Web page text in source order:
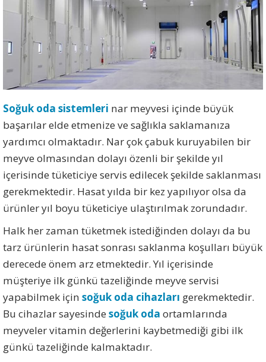
Soğuk oda sistemleri nar meyvesi içinde büyük
başarılar elde etmenize ve sağlıkla saklamanıza
yardımcı olmaktadır. Nar çok çabuk kuruyabilen bir
meyve olmasından dolayı özenli bir şekilde yıl
içerisinde tüketiciye servis edilecek şekilde saklanması
gerekmektedir. Hasat yılda bir kez yapılıyor olsa da
ürünler yıl boyu tüketiciye ulaştırılmak zorundadır.
Halk her zaman tüketmek istediğinden dolayı da bu
tarz ürünlerin hasat sonrası saklanma koşulları büyük
derecede önem arz etmektedir. Yıl içerisinde
müşteriye ilk günkü tazeliğinde meyve servisi
yapabilmek için soğuk oda cihazları gerekmektedir.
Bu cihazlar sayesindesoğuk oda ortamlarında
meyveler vitamin değerlerini kaybetmediği gibi ilk
günkü tazeliğinde kalmaktadır.